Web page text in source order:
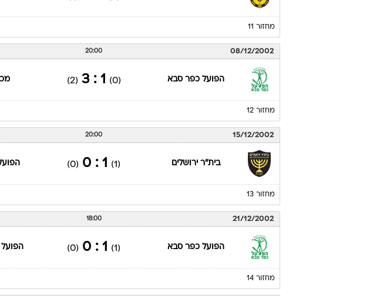
מחזור 11
08/12/2002
20:00
הפועל כפר סבא (0)
1 : 3
(2)
מחזור 12
15/12/2002
20:00
בית"ר ירושלים (1)
1 : 0
(0)
מחזור 13
21/12/2002
18:00
הפועל כפר סבא (1)
1 : 0
(0) הפועל
מחזור 14